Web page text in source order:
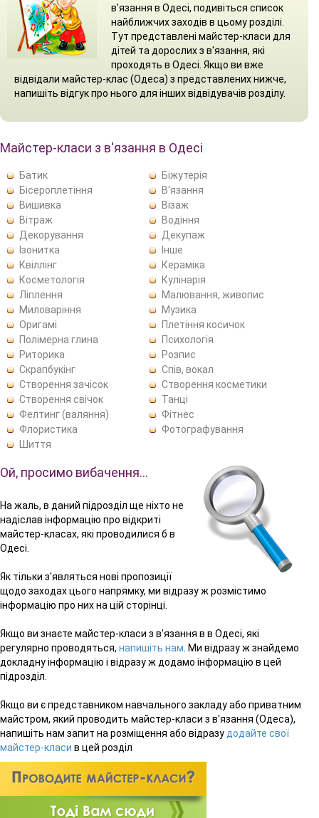
в'язання в Одесі, подивіться список
найближчих заходів в цьому розділі.
Тут представлені майстер-класи для
дітей та дорослих з в'язання, які
проходять в Одесі. Якщо ви вже
відвідали майстер-клас (Одеса) з представлених нижче,
напишіть відгук про нього для інших відвідувачів розділу.
Майстер-класи з в'язання в Одесі
Батик
Біжутерія
Бісероплетіння
В'язання
Вишивка
Візаж
Вітраж
Водіння
Декорування
Декупаж
Ізонитка
Інше
Квіллінг
Кераміка
Косметологія
Кулінарія
Ліплення
Малювання, живопис
Миловаріння
Музика
Оригамі
Плетіння косичок
Полімерна глина
Психологія
Риторика
Розпис
Скрапбукінг
Спів, вокал
Створення зачісок
Створення косметики
Створення свічок
Танці
Фелтинг (валяння)
Фітнес
Флористика
Фотографування
Шиття
Ой, просимо вибачення…
На жаль, в даний підрозділ ще ніхто не
надіслав інформацію про відкриті
майстер-класах, які проводилися б в
Одесі.
Як тільки з'являться нові пропозиції
щодо заходах цього напрямку, ми відразу ж розмістимо
інформацію про них на цій сторінці.
Якщо ви знаєте майстер-класи з в'язання в в Одесі, які
регулярно проводяться, напишіть нам . Ми відразу ж знайдемо
докладну інформацію і відразу ж додамо інформацію в цей
підрозділ.
Якщо ви є представником навчального закладу або приватним
майстром, який проводить майстер-класи з в'язання (Одеса),
напишіть нам запит на розміщення або відразу додайте свої
майстер-класи в цей розділ